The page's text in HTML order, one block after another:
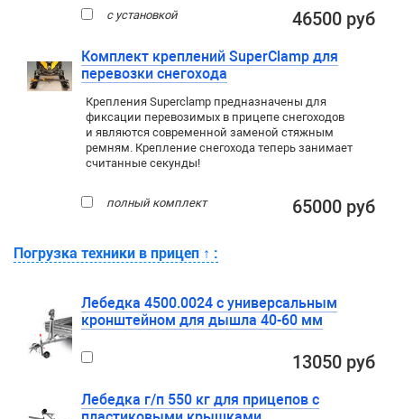
с установкой 46500 руб
Комплект креплений SuperClamp для
перевозки снегохода
Крепления Superclamp предназначены для
фиксации перевозимых в прицепе снегоходов
и являются современной заменой стяжным
ремням. Крепление снегохода теперь занимает
считанные секунды!
полный комплект 65000 руб
Погрузка техники в прицеп ↑ :
Лебедка 4500.0024 с универсальным
кронштейном для дышла 40-60 мм
13050 руб
Лебедка г/п 550 кг для прицепов с